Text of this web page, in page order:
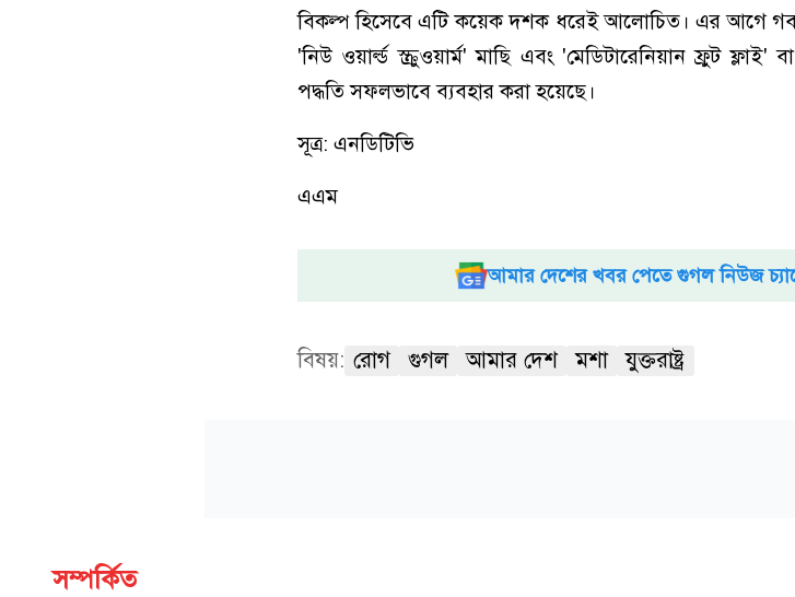
বিকল্প হিসেবে এটি কয়েক দশক ধরেই আলোচিত। এর আগে
'নিউ ওয়ার্ল্ড স্ক্রুওয়ার্ম' মাছি এবং 'মেডিটারেনিয়ান ফ্রুট
পদ্ধতি সফলভাবে ব্যবহার করা হয়েছে।
সূত্র: এনডিটিভি
এএম
আমার দেশের খবর পেতে গুগল নিউজ
বিষয়: রোগ গুগল আমার দেশ মশা যুক্তরাষ্ট্র
সম্পর্কিত